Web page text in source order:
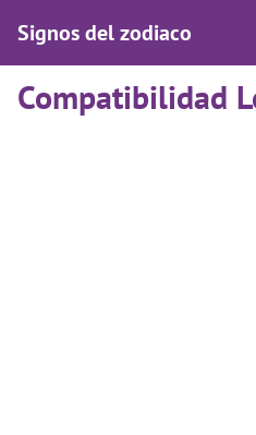
Signos del zodiaco
Compatibilidad